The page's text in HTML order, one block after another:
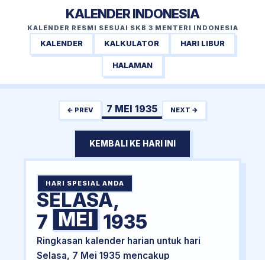
KALENDER INDONESIA
KALENDER RESMI SESUAI SKB 3 MENTERI INDONESIA
KALENDER KALKULATOR HARI LIBUR
HALAMAN
← PREV 7 MEI 1935 NEXT →
KEMBALI KE HARI INI
HARI SPESIAL ANDA
SELASA,
7 MEI 1935
Ringkasan kalender harian untuk hari
Selasa, 7 Mei 1935 mencakup